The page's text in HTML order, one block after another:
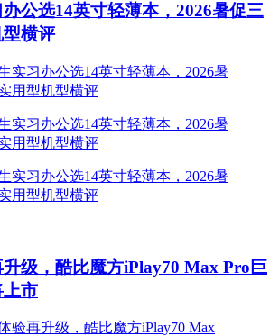
公选14英寸轻薄本，2026暑促三
横评
级，酷比魔方iPlay70 Max Pro巨
市